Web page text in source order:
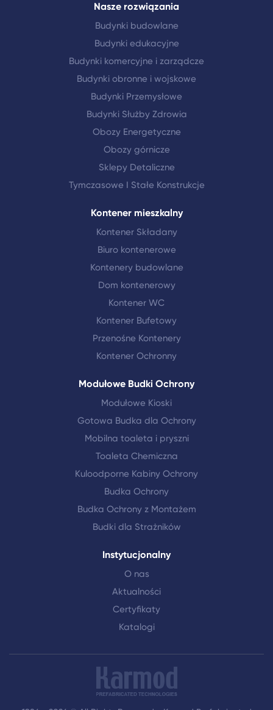
Nasze rozwiązania
Budynki budowlane
Budynki edukacyjne
Budynki komercyjne i zarządcze
Budynki obronne i wojskowe
Budynki Przemysłowe
Budynki Służby Zdrowia
Obozy Energetyczne
Obozy górnicze
Sklepy Detaliczne
Tymczasowe I Stałe Konstrukcje
Kontener mieszkalny
Kontener Składany
Biuro kontenerowe
Kontenery budowlane
Dom kontenerowy
Kontener WC
Kontener Bufetowy
Przenośne Kontenery
Kontener Ochronny
Modułowe Budki Ochrony
Modułowe Kioski
Gotowa Budka dla Ochrony
Mobilna toaleta i pryszni
Toaleta Chemiczna
Kuloodporne Kabiny Ochrony
Budka Ochrony
Budka Ochrony z Montażem
Budki dla Strażników
Instytucjonalny
O nas
Aktualności
Certyfikaty
Katalogi